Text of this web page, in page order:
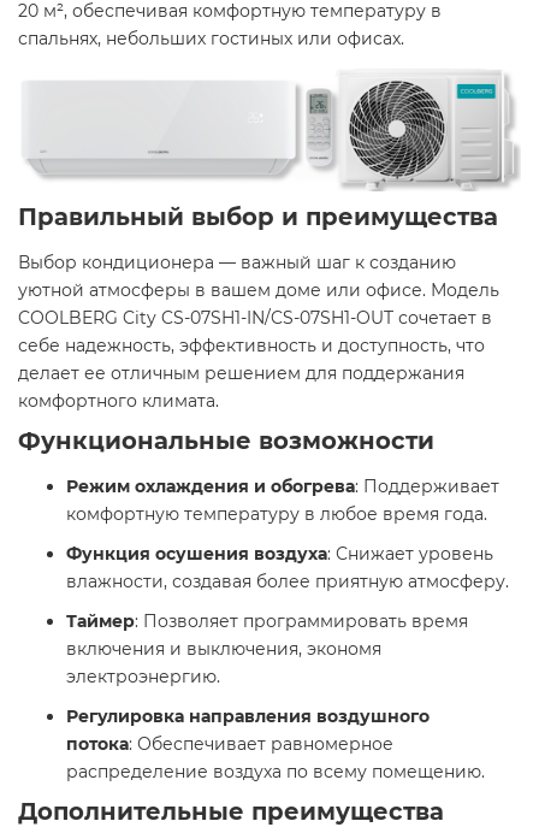
20 м², обеспечивая комфортную температуру в
спальнях, небольших гостиных или офисах.
Правильный выбор и преимущества
Выбор кондиционера — важный шаг к созданию
уютной атмосферы в вашем доме или офисе. Модель
COOLBERG City CS-07SH1-IN/CS-07SH1-OUT сочетает в
себе надежность, эффективность и доступность, что
делает ее отличным решением для поддержания
комфортного климата.​
Функциональные возможности
Режим охлаждения и обогрева: Поддерживает
комфортную температуру в любое время года.​
Функция осушения воздуха: Снижает уровень
влажности, создавая более приятную атмосферу.​
Таймер: Позволяет программировать время
включения и выключения, экономя
электроэнергию.​
Регулировка направления воздушного
потока: Обеспечивает равномерное
распределение воздуха по всему помещению.​
Дополнительные преимущества